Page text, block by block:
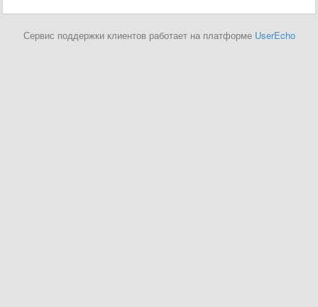
Сервис поддержки клиентов работает на платформе UserEcho